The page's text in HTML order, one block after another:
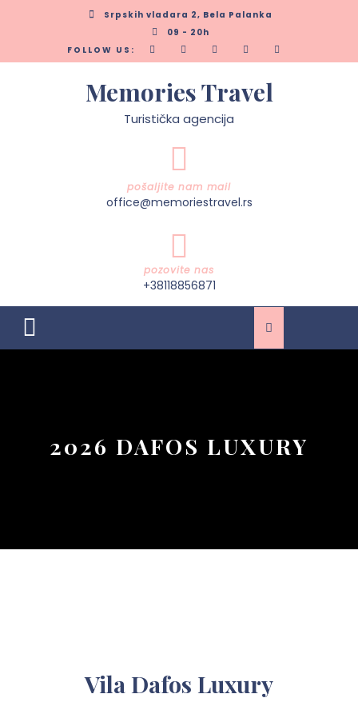
Srpskih vladara 2, Bela Palanka
09 - 20h
FOLLOW US:
Memories Travel
Turistička agencija
pošaljite nam mail
office@memoriestravel.rs
pozovite nas
+38118856871
Open
2026 DAFOS LUXURY
Vila Dafos Luxury